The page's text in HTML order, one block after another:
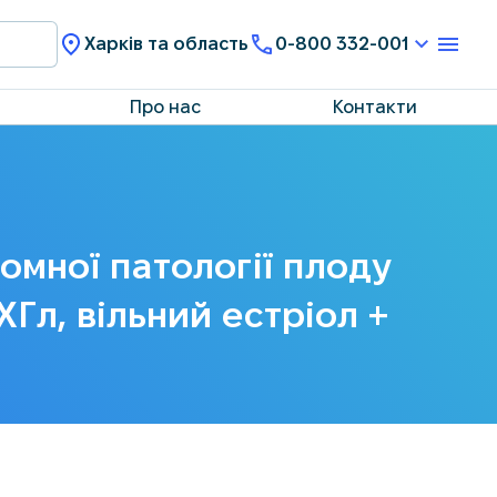
Харків та область 0-800 332-001
Про нас Контакти
патології плоду
вільний eстріол +